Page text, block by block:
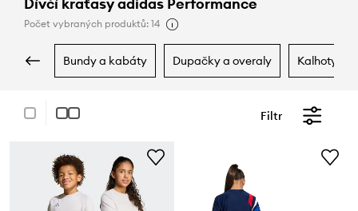
Počet vybraných produktů: 14
bundy a kabáty dupačky a overaly kalhoty a
Filtr